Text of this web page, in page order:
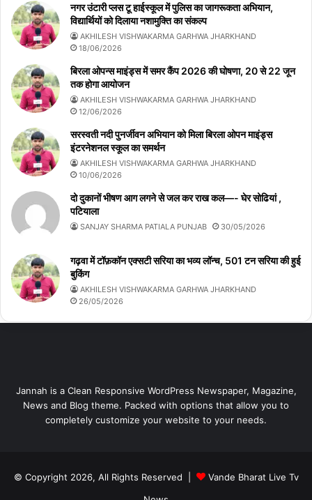
नगर उंटारी प्लस टू हाईस्कूल में पुलिस का जागरूकता अभियान,
विद्यार्थियों को दिलाया नशामुक्ति का संकल्प
AKHILESH VISHWAKARMA GARHWA JHARKHAND
18/06/2026
बिरला ओपन्स माइंड्स में समर कैंप 2026 की घोषणा, 20 से 22 जून
तक होगा आयोजन
AKHILESH VISHWAKARMA GARHWA JHARKHAND
12/06/2026
सरस्वती नदी पुनर्जीवन अभियान को मिला बिरला ओपन माइंड्स
इंटरनेशनल स्कूल का समर्थन
AKHILESH VISHWAKARMA GARHWA JHARKHAND
10/06/2026
दो दुकानों भीषण आग लगने से जल कर राख कल—- घेर सोढियां ,
पटियाला
SANJAY SHARMA PATIALA PUNJAB 30/05/2026
गढ़वा में टॉफ़कॉन एक्सटी सरिया का भव्य लॉन्च, 501 टन सरिया की हुई
बुकिंग
AKHILESH VISHWAKARMA GARHWA JHARKHAND
26/05/2026
Jannah is a Clean Responsive WordPress Newspaper, Magazine,
News and Blog theme. Packed with options that allow you to
completely customize your website to your needs.
© Copyright 2026, All Rights Reserved |
Vande Bharat Live Tv